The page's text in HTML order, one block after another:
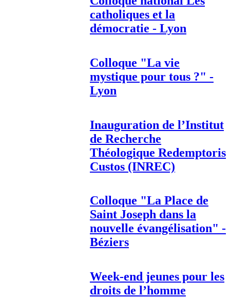
catholiques et la
démocratie - Lyon
Colloque "La vie
mystique pour tous ?" -
Lyon
Inauguration de l’Institut
de Recherche
Théologique Redemptoris
Custos (INREC)
Colloque "La Place de
Saint Joseph dans la
nouvelle évangélisation" -
Béziers
Week-end jeunes pour les
droits de l’homme